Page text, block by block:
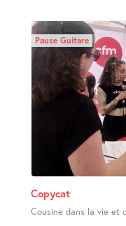
Pause Guitare
Copycat
Cousine dans la vie et